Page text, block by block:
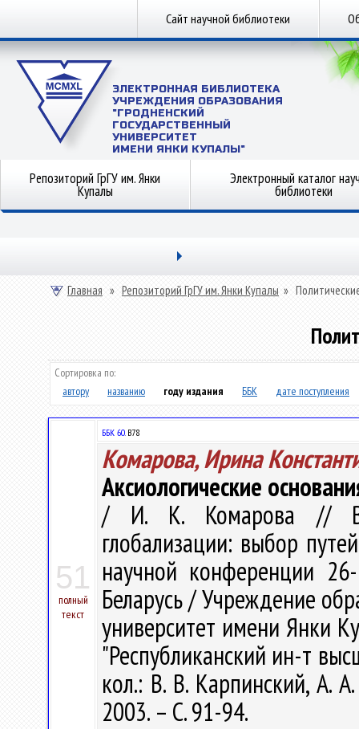
Сайт научной библиотеки
ЭЛЕКТРОННАЯ БИБЛИОТЕКА
УЧРЕЖДЕНИЯ ОБРАЗОВАНИЯ
"ГРОДНЕНСКИЙ
ГОСУДАРСТВЕННЫЙ
УНИВЕРСИТЕТ
ИМЕНИ ЯНКИ КУПАЛЫ"
Репозиторий ГрГУ им. Янки
Купалы
Электронный каталог
библиотеки
Главная » Репозиторий ГрГУ им. Янки Купалы »
Сортировка по:
автору
названию году издания ББК дате поступления
51
полный
текст
ББК 60.В78
Комарова, Ирина
Аксиологические
/ И. К. Комарова //
глобализации: выбор
научной конференции
Беларусь / Учреждение
университет имени Янки
"Республиканский ин-т
кол.: В. В. Карпинский, А.
2003. – С. 91-94.